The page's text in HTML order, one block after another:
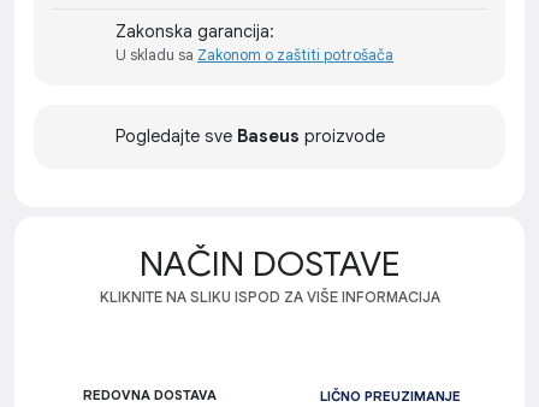
Zakonska garancija:
U skladu sa Zakonom o zaštiti potrošača
Pogledajte sve Baseus proizvode
NAČIN DOSTAVE
KLIKNITE NA SLIKU ISPOD ZA VIŠE INFORMACIJA
REDOVNA DOSTAVA LIČNO PREUZIMANJE